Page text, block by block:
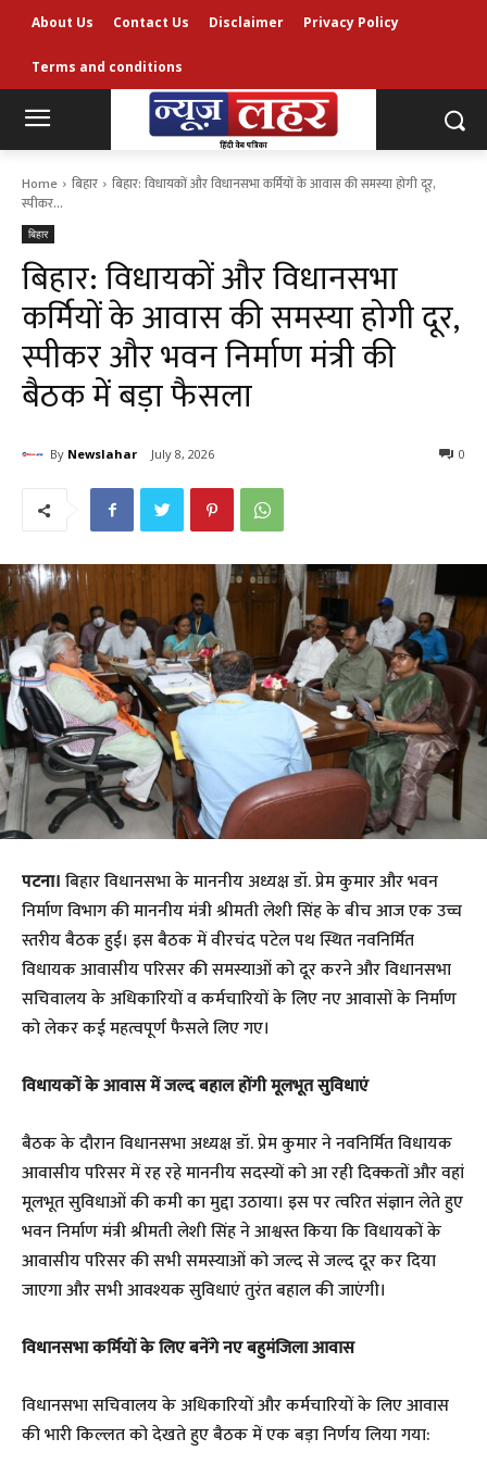
About Us Contact Us Disclaimer Privacy Policy
Terms and conditions
Home बिहार
बिहार: विधायकों और विधानसभा कर्मियों के आवास की समस्या होगी दूर,
स्पीकर...
बिहार
बिहार: विधायकों और विधानसभा
कर्मियों के आवास की समस्या होगी दूर,
स्पीकर और भवन निर्माण मंत्री की
बैठक में बड़ा फैसला
By Newslahar July 8, 2026 0
पटना।बिहार विधानसभा के माननीय अध्यक्ष डॉ. प्रेम कुमार और भवन
निर्माण विभाग की माननीय मंत्री श्रीमती लेशी सिंह के बीच आज एक उच्च
स्तरीय बैठक हुई। इस बैठक में वीरचंद पटेल पथ स्थित नवनिर्मित
विधायक आवासीय परिसर की समस्याओं को दूर करने और विधानसभा
सचिवालय के अधिकारियों व कर्मचारियों के लिए नए आवासों के निर्माण
को लेकर कई महत्वपूर्ण फैसले लिए गए।
​विधायकों के आवास में जल्द बहाल होंगी मूलभूत सुविधाएं
​बैठक के दौरान विधानसभा अध्यक्ष डॉ. प्रेम कुमार ने नवनिर्मित विधायक
आवासीय परिसर में रह रहे माननीय सदस्यों को आ रही दिक्कतों और वहां
मूलभूत सुविधाओं की कमी का मुद्दा उठाया। इस पर त्वरित संज्ञान लेते हुए
भवन निर्माण मंत्री श्रीमती लेशी सिंह ने आश्वस्त किया कि विधायकों के
आवासीय परिसर की सभी समस्याओं को जल्द से जल्द दूर कर दिया
जाएगा और सभी आवश्यक सुविधाएं तुरंत बहाल की जाएंगी।
​विधानसभा कर्मियों के लिए बनेंगे नए बहुमंजिला आवास
​विधानसभा सचिवालय के अधिकारियों और कर्मचारियों के लिए आवास
की भारी किल्लत को देखते हुए बैठक में एक बड़ा निर्णय लिया गया: